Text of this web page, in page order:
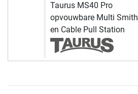
Taurus MS40 Pro
opvouwbare Multi Smith
en Cable Pull Station